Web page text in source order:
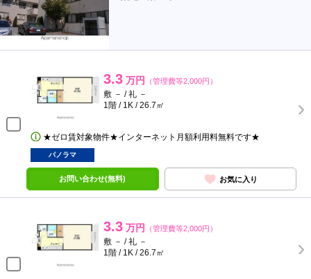
3.3 万円 （管理費等2,000円）
敷 － / 礼 －
1階 / 1K / 26.7㎡
★ゼロ賃対象物件★インターネット月額利用料無料です★
パノラマ
お問い合わせ(無料) お気に入り
3.3 万円 （管理費等2,000円）
敷 － / 礼 －
1階 / 1K / 26.7㎡